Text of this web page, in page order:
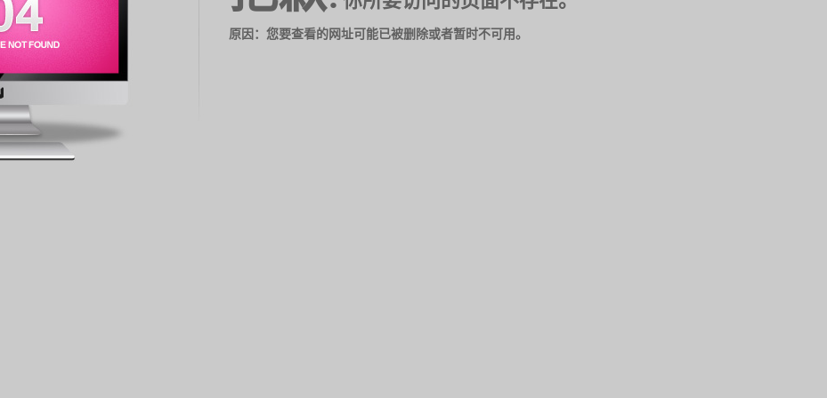
原因：您要查看的网址可能已被删除或者暂时不可用。